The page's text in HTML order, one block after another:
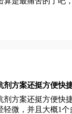
方案还挺方便快
微，并且大概1